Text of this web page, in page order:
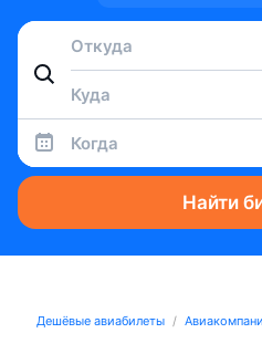
Когда
Найти
Дешёвые авиабилеты